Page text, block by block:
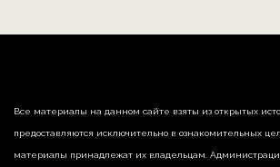
Все материалы на данном сайте взяты из открытых
предоставляются исключительно в ознакомительных
материалы принадлежат их владельцам.